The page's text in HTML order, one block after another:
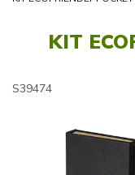
KIT
S39474